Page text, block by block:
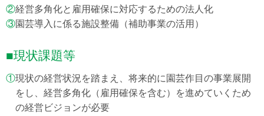
②経営多角化と雇用確保に対応するための法人化
③園芸導入に係る施設整備（補助事業の活用）
■現状課題等
①現状の経営状況を踏まえ、将来的に園芸作目の事業展開
をし、経営多角化（雇用確保を含む）を進めていくため
の経営ビジョンが必要